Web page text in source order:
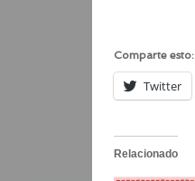
Comparte esto:
Twitter
Relacionado